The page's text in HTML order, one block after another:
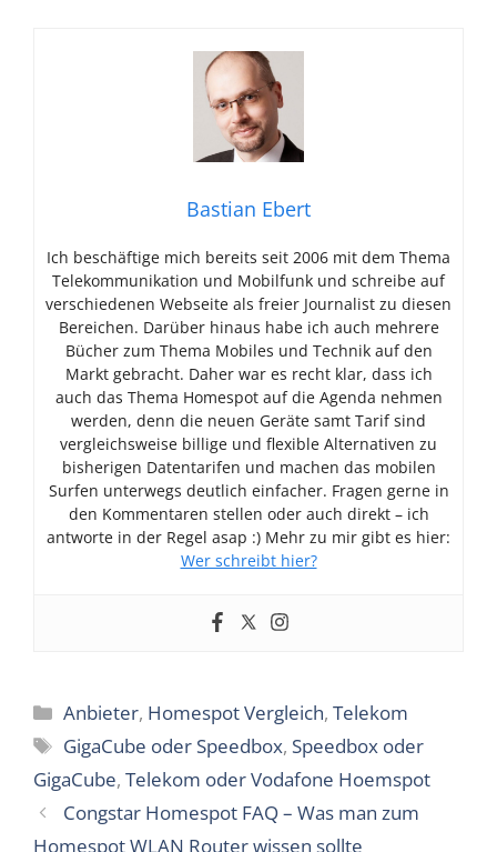
Bastian Ebert
Ich beschäftige mich bereits seit 2006 mit dem Thema
Telekommunikation und Mobilfunk und schreibe auf
verschiedenen Webseite als freier Journalist zu diesen
Bereichen. Darüber hinaus habe ich auch mehrere
Bücher zum Thema Mobiles und Technik auf den
Markt gebracht. Daher war es recht klar, dass ich
auch das Thema Homespot auf die Agenda nehmen
werden, denn die neuen Geräte samt Tarif sind
vergleichsweise billige und flexible Alternativen zu
bisherigen Datentarifen und machen das mobilen
Surfen unterwegs deutlich einfacher. Fragen gerne in
den Kommentaren stellen oder auch direkt – ich
antworte in der Regel asap :) Mehr zu mir gibt es hier:
Wer schreibt hier?
Kategorien
Anbieter, Homespot Vergleich,Telekom
Schlagwörter
GigaCube oder Speedbox, Speedbox oder
GigaCube, Telekom oder Vodafone Hoemspot
Congstar Homespot FAQ – Was man zum
Homespot WLAN Router wissen sollte